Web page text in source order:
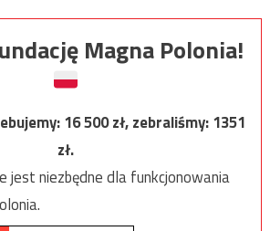
Magna Polonia!
16 500zł, zebraliśmy:1351
zł.
jest niezbędne dla funkcjonowania